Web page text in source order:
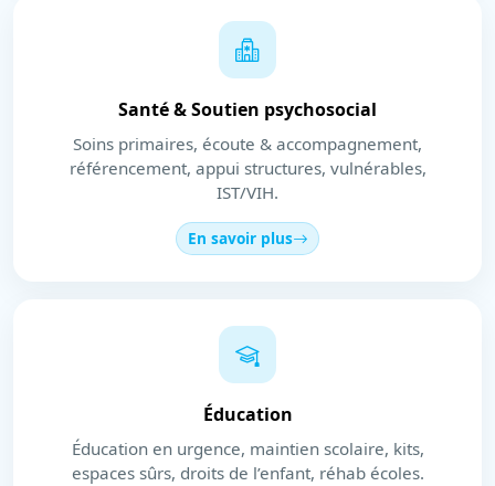
Santé & Soutien psychosocial
Soins primaires, écoute & accompagnement,
référencement, appui structures, vulnérables,
IST/VIH.
En savoir plus
Éducation
Éducation en urgence, maintien scolaire, kits,
espaces sûrs, droits de l’enfant, réhab écoles.